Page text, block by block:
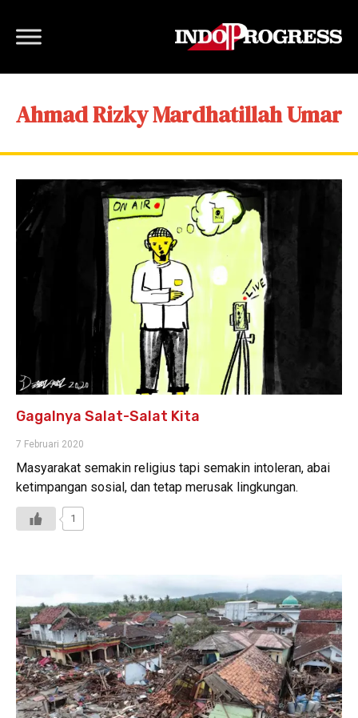
Ahmad Rizky Mardhatillah Umar
Gagalnya Salat-Salat Kita
7 Februari 2020
Masyarakat semakin religius tapi semakin intoleran, abai
ketimpangan sosial, dan tetap merusak lingkungan.
1